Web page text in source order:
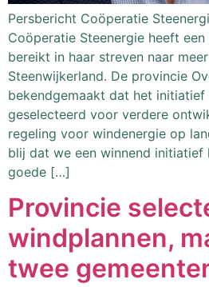
Persbericht Coöperatie
Coöperatie Steenergie heeft
bereikt in haar streven naar
Steenwijkerland. De provincie
bekendgemaakt dat het initiatief
geselecteerd voor verdere
regeling voor windenergie op
blij dat we een winnend initiatief
goede […]
Provincie
windplannen,
twee